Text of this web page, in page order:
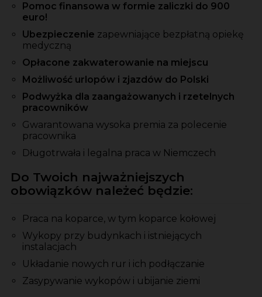
Pomoc finansowa w formie zaliczki do 900
euro!
Ubezpieczenie zapewniające bezpłatną opiekę
medyczną
Opłacone zakwaterowanie na miejscu
Możliwość urlopów i zjazdów do Polski
Podwyżka dla zaangażowanych i rzetelnych
pracowników
Gwarantowana wysoka premia za polecenie
pracownika
Długotrwała i legalna praca w Niemczech
Do Twoich najważniejszych
obowiązków należeć będzie:
Praca na koparce, w tym koparce kołowej
Wykopy przy budynkach i istniejących
instalacjach
Układanie nowych rur i ich podłączanie
Zasypywanie wykopów i ubijanie ziemi